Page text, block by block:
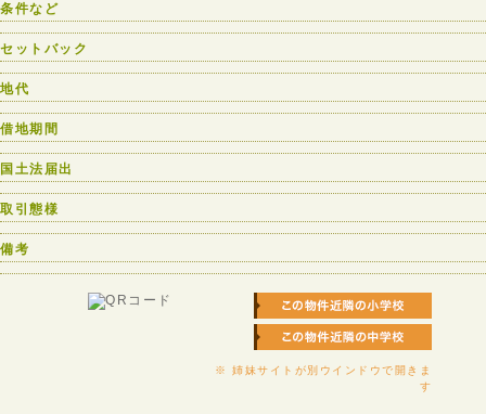
条件など
セットバック
地代
借地期間
国土法届出
取引態様
備考
※ 姉妹サイトが別ウインドウで開きま
す